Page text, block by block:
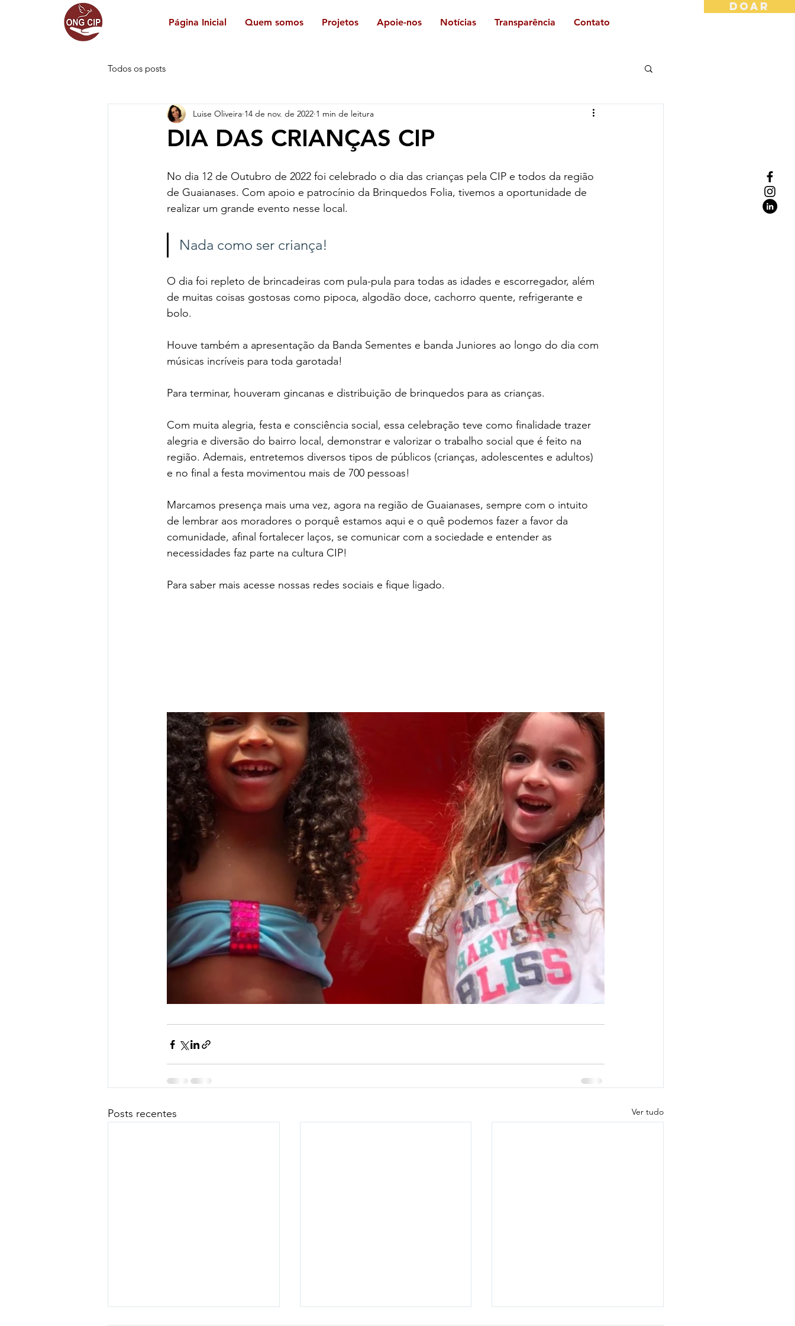
DOAR
Página Inicial Quem somos Projetos Apoie-nos Notícias Transparência Contato
Todos os posts
DIA DAS CRIANÇAS CIP
Luise Oliveira 14 de nov. de 2022 1 min de leitura
No dia 12 de Outubro de 2022 foi celebrado o dia das crianças pela CIP e todos da região
de Guaianases. Com apoio e patrocínio da Brinquedos Folia, tivemos a oportunidade de
realizar um grande evento nesse local.
Nada como ser criança!
O dia foi repleto de brincadeiras com pula-pula para todas as idades e escorregador, além
de muitas coisas gostosas como pipoca, algodão doce, cachorro quente, refrigerante e
bolo.
Houve também a apresentação da Banda Sementes e banda Juniores ao longo do dia com
músicas incríveis para toda garotada!
Para terminar, houveram gincanas e distribuição de brinquedos para as crianças.
Com muita alegria, festa e consciência social, essa celebração teve como finalidade trazer
alegria e diversão do bairro local, demonstrar e valorizar o trabalho social que é feito na
região. Ademais, entretemos diversos tipos de públicos (crianças, adolescentes e adultos)
e no final a festa movimentou mais de 700 pessoas!
Marcamos presença mais uma vez, agora na região de Guaianases, sempre com o intuito
de lembrar aos moradores o porquê estamos aqui e o quê podemos fazer a favor da
comunidade, afinal fortalecer laços, se comunicar com a sociedade e entender as
necessidades faz parte na cultura CIP!
Para saber mais acesse nossas redes sociais e fique ligado.
Posts recentes Ver tudo